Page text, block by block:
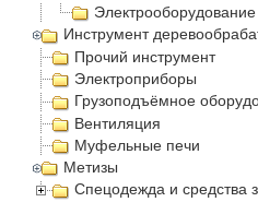
Электрооборудование
Инструмент
Прочий инструмент
Электроприборы
Грузоподъёмное
Вентиляция
Муфельные печи
Метизы
Спецодежда и средства